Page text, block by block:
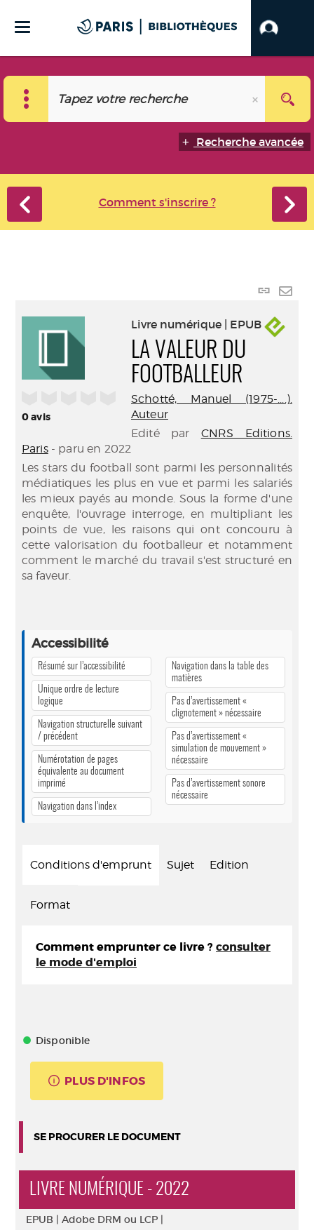
Recherche avancée
Comment s'inscrire ?
Lien
0avis
Livre numérique | EPUB
LA VALEUR DU
FOOTBALLEUR
Schotté, Manuel (1975-....).
Auteur
Edité par CNRS Editions.
Paris- paru en 2022
Les stars du football sont parmi les personnalités
médiatiques les plus en vue et parmi les salariés
les mieux payés au monde. Sous la forme d'une
enquête, l'ouvrage interroge, en multipliant les
points de vue, les raisons qui ont concouru à
cette valorisation du footballeur et notamment
comment le marché du travail s'est structuré en
sa faveur.
Accessibilité
Résumé sur l’accessibilité
Unique ordre de lecture
logique
Navigation structurelle suivant
/ précédent
Numérotation de pages
équivalente au document
imprimé
Navigation dans l’index
Navigation dans la table des
matières
Pas d’avertissement «
clignotement » nécessaire
Pas d’avertissement «
simulation de mouvement »
nécessaire
Pas d’avertissement sonore
nécessaire
Conditions d'emprunt Sujet Edition
Format
Comment emprunter ce livre ? consulter
le mode d'emploi
Disponible
PLUS D'INFOS
SE PROCURER LE DOCUMENT
LIVRE NUMÉRIQUE - 2022
EPUB | Adobe DRM ou LCP |